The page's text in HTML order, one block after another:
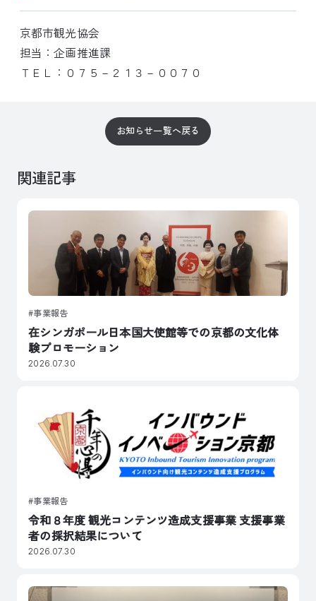
京都市観光協会
担当：企画推進課
ＴＥＬ：０７５－２１３－００７０
お知らせ一覧へ戻る
関連記事
事業報告
在シンガポール日本国大使館等での京都の文化体
験プロモーション
2026.07.30
事業報告
令和８年度 観光コンテンツ造成支援事業 支援事業
者の採択結果について
2026.07.30